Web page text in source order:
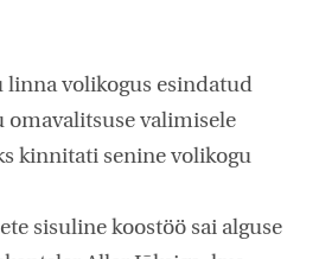
linna volikogus esindatud
valimisele
kinnitati senine volikogu
sisuline koostöö sai alguse